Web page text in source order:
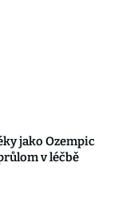
jako Ozempic
v léčbě